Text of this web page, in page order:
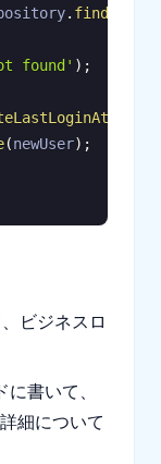
. findById
found' ) ;
(newUser) ;
ビジネスロ
書いて、
細について